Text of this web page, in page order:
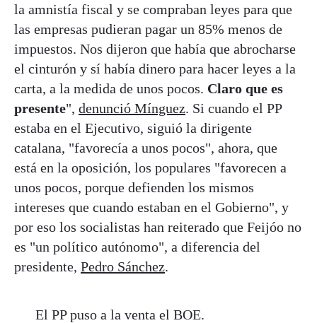
la amnistía fiscal y se compraban leyes para que
las empresas pudieran pagar un 85% menos de
impuestos. Nos dijeron que había que abrocharse
el cinturón y sí había dinero para hacer leyes a la
carta, a la medida de unos pocos. Claro que es
presente", denunció Mínguez. Si cuando el PP
estaba en el Ejecutivo, siguió la dirigente
catalana, "favorecía a unos pocos", ahora, que
está en la oposición, los populares "favorecen a
unos pocos, porque defienden los mismos
intereses que cuando estaban en el Gobierno", y
por eso los socialistas han reiterado que Feijóo no
es "un político autónomo", a diferencia del
presidente, Pedro Sánchez.
El PP puso a la venta el BOE.